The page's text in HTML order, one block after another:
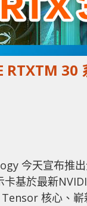
RTXTM 30
今天宣布推
卡基於最新
核心、